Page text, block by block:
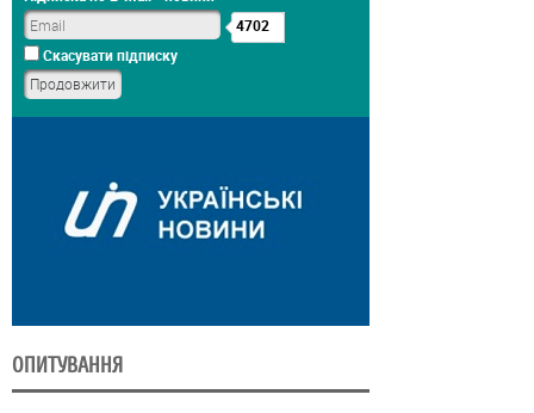
4702
Скасувати підписку
ОПИТУВАННЯ